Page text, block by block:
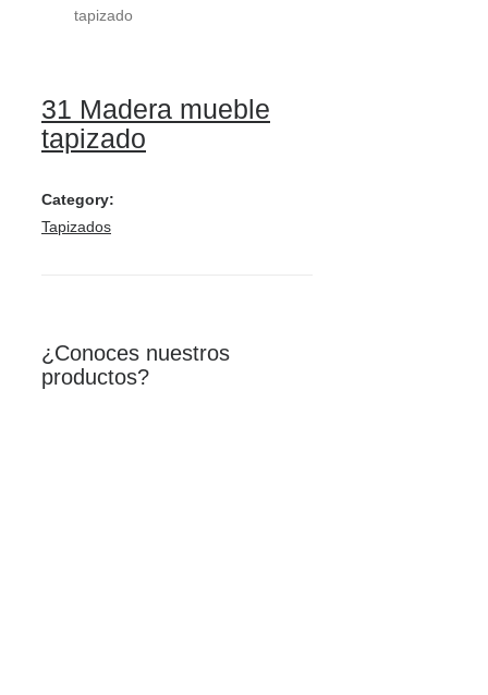
31 Madera mueble
tapizado
Category:
Tapizados
¿Conoces nuestros
productos?